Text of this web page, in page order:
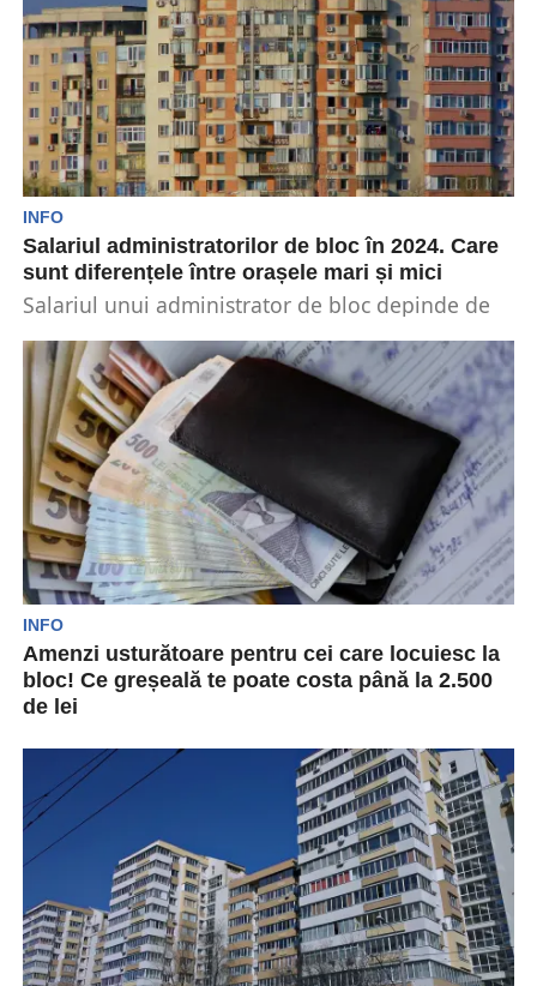
INFO
Salariul administratorilor de bloc în 2024. Care
sunt diferențele între orașele mari și mici
Salariul unui administrator de bloc depinde de
dimensiunea clădirii, experiența și...
INFO
Amenzi usturătoare pentru cei care locuiesc la
bloc! Ce greșeală te poate costa până la 2.500
de lei
consistente dacă nu respectă o regulă...